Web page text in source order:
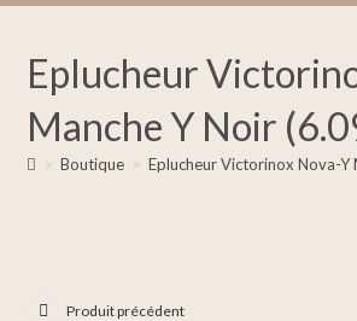
Eplucheur
Manche Y Noir
> Boutique > Eplucheur Victorinox Nova-Y
Produit précédent